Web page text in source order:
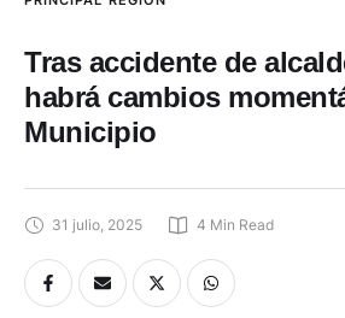
habrá cambios
Municipio